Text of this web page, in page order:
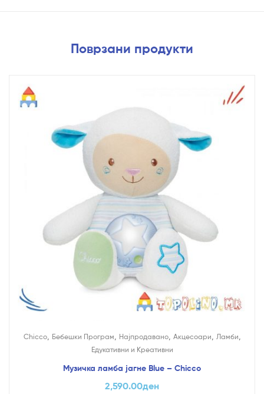
Поврзани продукти
Chicco, Бебешки Програм Најпродавано, Акцесоари Ламби
Едукативни и Креативни
Музичка ламба јагне Blue – Chicco
2,590.00ден